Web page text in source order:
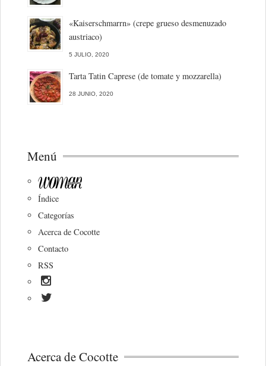
«Kaiserschmarrn» (crepe grueso desmenuzado
austriaco)
5 JULIO, 2020
Tarta Tatin Caprese (de tomate y mozzarella)
28 JUNIO, 2020
Menú
Índice
Categorías
Acerca de Cocotte
Contacto
RSS
Acerca de Cocotte